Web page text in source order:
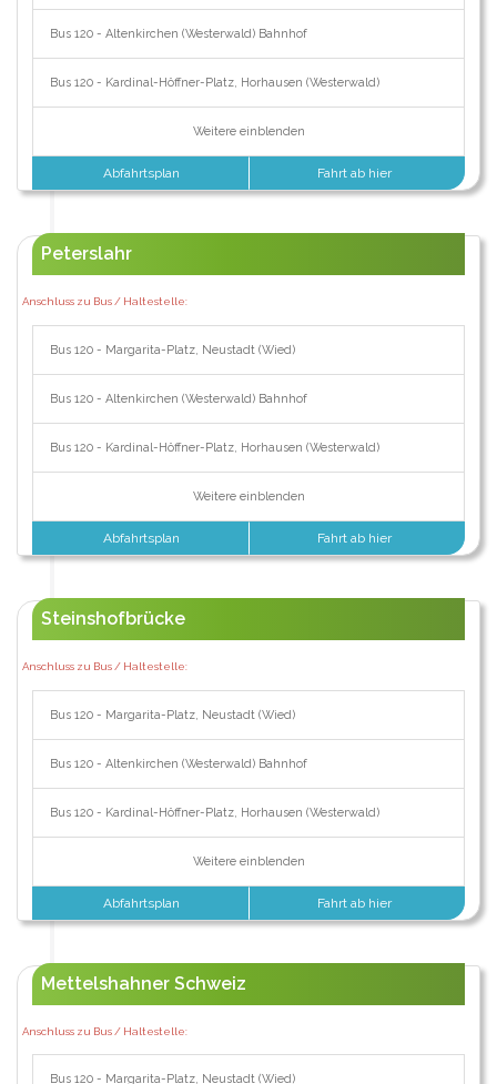
Bus 120 - Altenkirchen (Westerwald) Bahnhof
Bus 120 - Kardinal-Höffner-Platz, Horhausen (Westerwald)
Weitere einblenden
Abfahrtsplan Fahrt ab hier
Peterslahr
Anschluss zu Bus / Haltestelle:
Bus 120 - Margarita-Platz, Neustadt (Wied)
Bus 120 - Altenkirchen (Westerwald) Bahnhof
Bus 120 - Kardinal-Höffner-Platz, Horhausen (Westerwald)
Weitere einblenden
Abfahrtsplan Fahrt ab hier
Steinshofbrücke
Anschluss zu Bus / Haltestelle:
Bus 120 - Margarita-Platz, Neustadt (Wied)
Bus 120 - Altenkirchen (Westerwald) Bahnhof
Bus 120 - Kardinal-Höffner-Platz, Horhausen (Westerwald)
Weitere einblenden
Abfahrtsplan Fahrt ab hier
Mettelshahner Schweiz
Anschluss zu Bus / Haltestelle:
Bus 120 - Margarita-Platz, Neustadt (Wied)